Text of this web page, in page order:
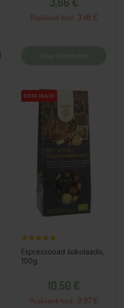
Püsikliendi hind : 3.48 €
OSTA HULGI
OSTA HULGI
OSTA HULGI
Espressooad šokolaadis,
100g
10,50 €
Püsikliendi hind : 9.97 €